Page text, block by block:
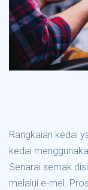
Rangkaian kedai
kedai
Senarai semak
melalui e-mel.